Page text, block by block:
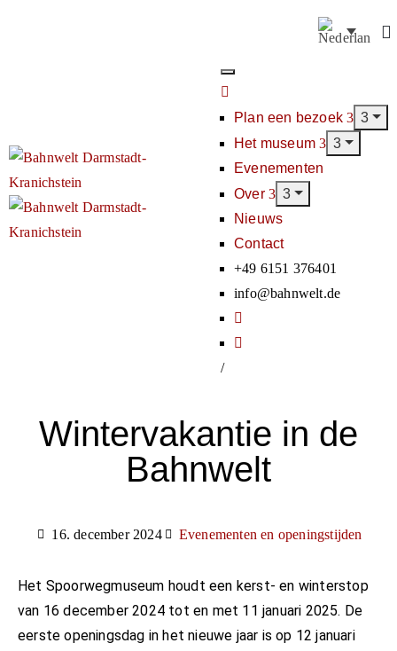
Plan een bezoek
Het museum
Evenementen
Over
Nieuws
Contact
+49 6151 376401
info@bahnwelt.de
/
Wintervakantie in de
Bahnwelt
16. december 2024 Evenementen en openingstijden
Het Spoorwegmuseum houdt een kerst- en winterstop
van 16 december 2024 tot en met 11 januari 2025. De
eerste openingsdag in het nieuwe jaar is op 12 januari